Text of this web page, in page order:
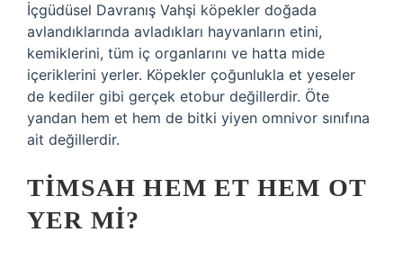
İçgüdüsel Davranış Vahşi köpekler doğada
avlandıklarında avladıkları hayvanların etini,
kemiklerini, tüm iç organlarını ve hatta mide
içeriklerini yerler. Köpekler çoğunlukla et yeseler
de kediler gibi gerçek etobur değillerdir. Öte
yandan hem et hem de bitki yiyen omnivor sınıfına
ait değillerdir.
TIMSAH HEM ET HEM OT
YER MI?